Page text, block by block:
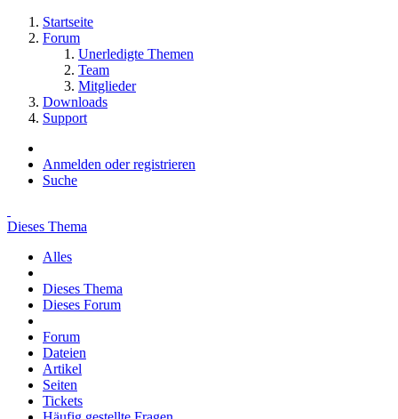
Startseite
Forum
Unerledigte Themen
Team
Mitglieder
Downloads
Support
Anmelden oder registrieren
Suche
Dieses Thema
Alles
Dieses Thema
Dieses Forum
Forum
Dateien
Artikel
Seiten
Tickets